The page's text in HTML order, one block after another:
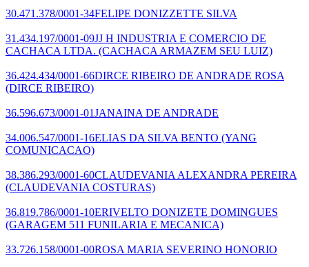
30.471.378/0001-34FELIPE DONIZZETTE SILVA
31.434.197/0001-09JJ H INDUSTRIA E COMERCIO DE
CACHACA LTDA. (CACHACA ARMAZEM SEU LUIZ)
36.424.434/0001-66DIRCE RIBEIRO DE ANDRADE ROSA
(DIRCE RIBEIRO)
36.596.673/0001-01JANAINA DE ANDRADE
34.006.547/0001-16ELIAS DA SILVA BENTO (YANG
COMUNICACAO)
38.386.293/0001-60CLAUDEVANIA ALEXANDRA PEREIRA
(CLAUDEVANIA COSTURAS)
36.819.786/0001-10ERIVELTO DONIZETE DOMINGUES
(GARAGEM 511 FUNILARIA E MECANICA)
33.726.158/0001-00ROSA MARIA SEVERINO HONORIO